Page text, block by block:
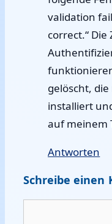
validation
correct.“
gelöscht,
installiert
auf meinem
Antworten
Schreibe einen